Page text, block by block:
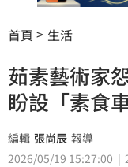
首頁 生活
茹素藝術家
盼設「素食
編輯 張尚辰 報導
2026/05/19 15:27:00